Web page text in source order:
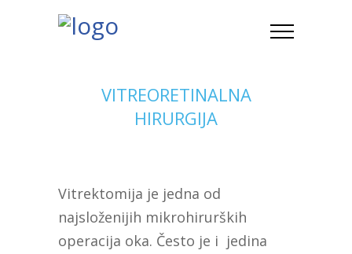
VITREORETINALNA
HIRURGIJA
Vitrektomija je jedna od
najsloženijih mikrohirurških
operacija oka. Često je i jedina